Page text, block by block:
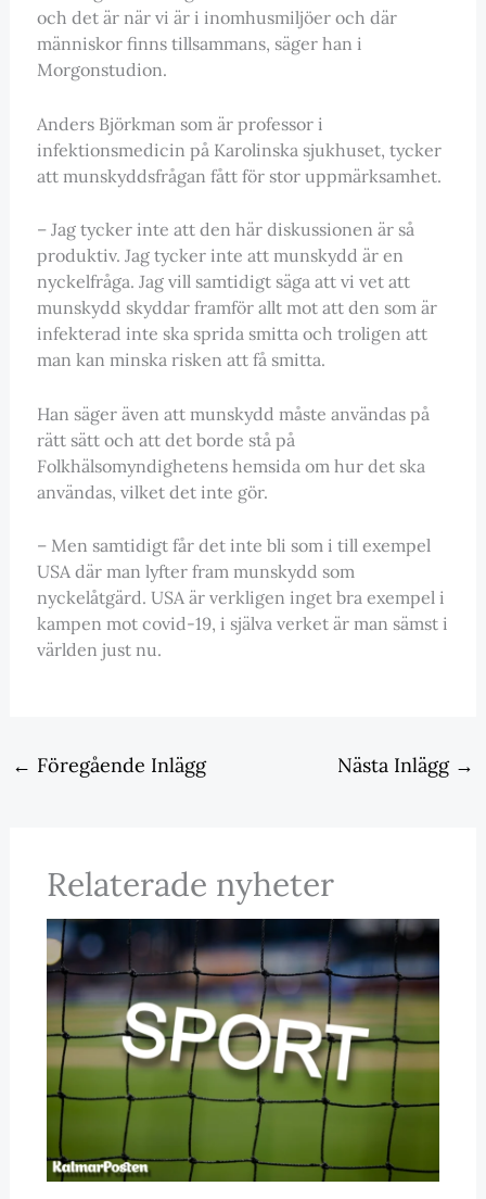
och det är när vi är i inomhusmiljöer och där
människor finns tillsammans, säger han i
Morgonstudion.
Anders Björkman som är professor i
infektionsmedicin på Karolinska sjukhuset, tycker
att munskyddsfrågan fått för stor uppmärksamhet.
– Jag tycker inte att den här diskussionen är så
produktiv. Jag tycker inte att munskydd är en
nyckelfråga. Jag vill samtidigt säga att vi vet att
munskydd skyddar framför allt mot att den som är
infekterad inte ska sprida smitta och troligen att
man kan minska risken att få smitta.
Han säger även att munskydd måste användas på
rätt sätt och att det borde stå på
Folkhälsomyndighetens hemsida om hur det ska
användas, vilket det inte gör.
– Men samtidigt får det inte bli som i till exempel
USA där man lyfter fram munskydd som
nyckelåtgärd. USA är verkligen inget bra exempel i
kampen mot covid-19, i själva verket är man sämst i
världen just nu.
← Föregående Inlägg Nästa Inlägg →
Relaterade nyheter